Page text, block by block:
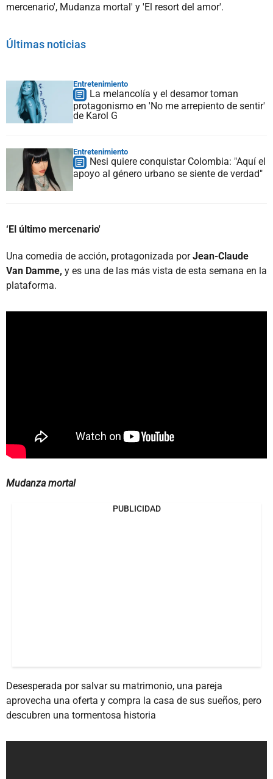
mercenario', Mudanza mortal' y 'El resort del amor'.
Últimas noticias
Entretenimiento
La melancolía y el desamor toman
protagonismo en 'No me arrepiento de sentir'
de Karol G
Entretenimiento
Nesi quiere conquistar Colombia: "Aquí el
apoyo al género urbano se siente de verdad"
‘El último mercenario'
Una comedia de acción, protagonizada porJean-Claude
Van Damme, y es una de las más vista de esta semana en la
plataforma.
Mudanza mortal
PUBLICIDAD
Desesperada por salvar su matrimonio, una pareja
aprovecha una oferta y compra la casa de sus sueños, pero
descubren una tormentosa historia